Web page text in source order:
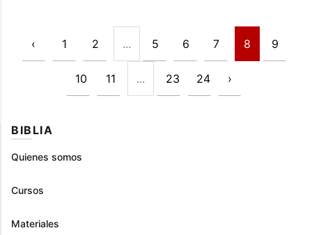
‹ 1 2 ... 5 6 7 8 9
10 11 ... 23 24 ›
BIBLIA
Quienes somos
Cursos
Materiales